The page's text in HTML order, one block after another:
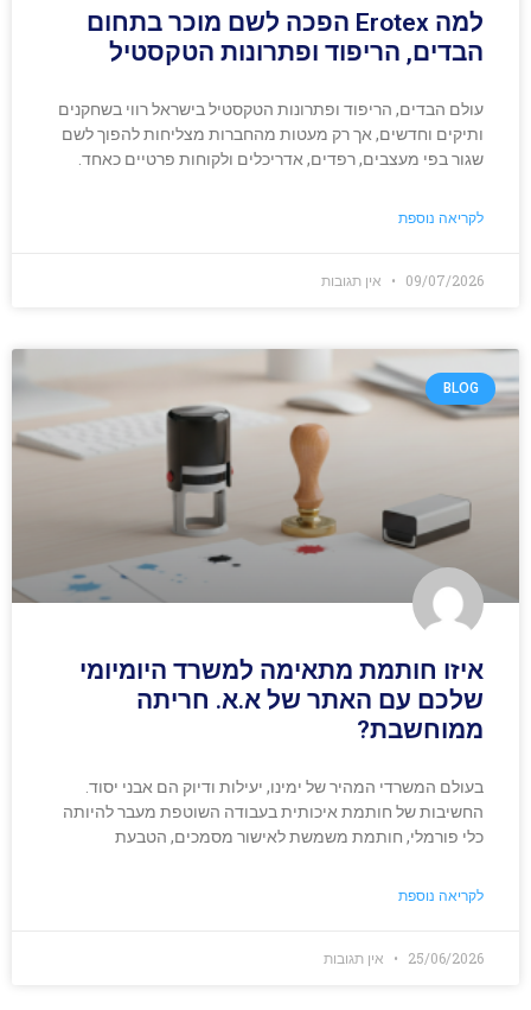
למה Erotex הפכה לשם מוכר בתחום
הבדים, הריפוד ופתרונות הטקסטיל
עולם הבדים, הריפוד ופתרונות הטקסטיל בישראל רווי בשחקנים
ותיקים וחדשים, אך רק מעטות מהחברות מצליחות להפוך לשם
שגור בפי מעצבים, רפדים, אדריכלים ולקוחות פרטיים כאחד.
לקריאה נוספת
09/07/2026 אין תגובות
BLOG
איזו חותמת מתאימה למשרד היומיומי
שלכם עם האתר של א.א. חריתה
ממוחשבת?
בעולם המשרדי המהיר של ימינו, יעילות ודיוק הם אבני יסוד.
החשיבות של חותמת איכותית בעבודה השוטפת מעבר להיותה
כלי פורמלי, חותמת משמשת לאישור מסמכים, הטבעת
לקריאה נוספת
25/06/2026 אין תגובות